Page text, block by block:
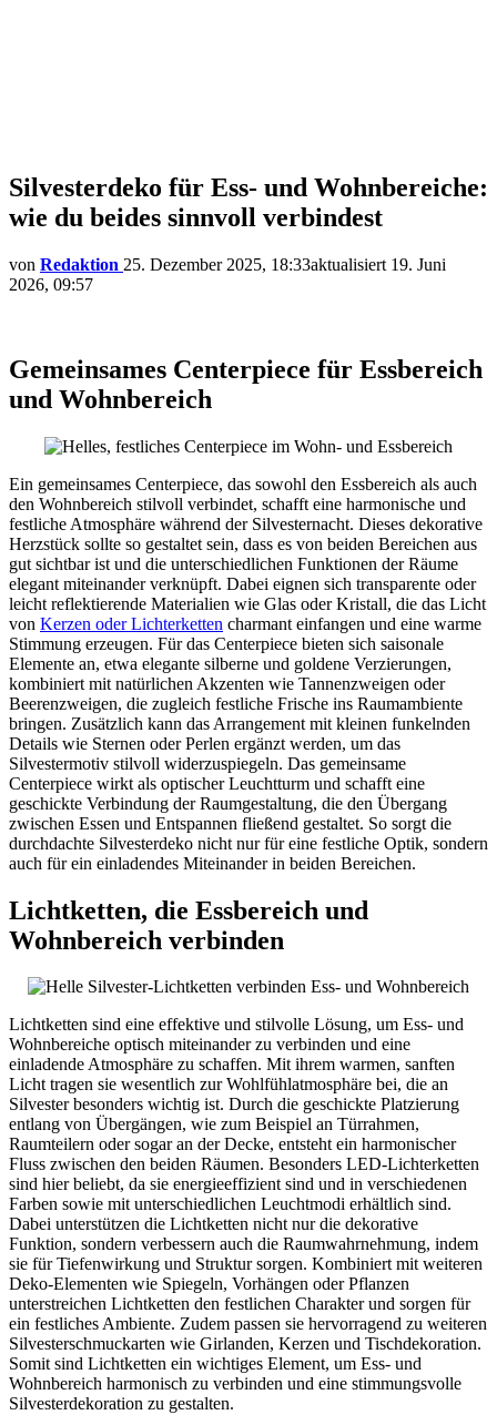
Silvesterdeko für Ess- und Wohnbereiche:
wie du beides sinnvoll verbindest
von Redaktion 25. Dezember 2025, 18:33aktualisiert 19. Juni
2026, 09:57
Gemeinsames Centerpiece für Essbereich
und Wohnbereich
Ein gemeinsames Centerpiece, das sowohl den Essbereich als auch
den Wohnbereich stilvoll verbindet, schafft eine harmonische und
festliche Atmosphäre während der Silvesternacht. Dieses dekorative
Herzstück sollte so gestaltet sein, dass es von beiden Bereichen aus
gut sichtbar ist und die unterschiedlichen Funktionen der Räume
elegant miteinander verknüpft. Dabei eignen sich transparente oder
leicht reflektierende Materialien wie Glas oder Kristall, die das Licht
von Kerzen oder Lichterketten charmant einfangen und eine warme
Stimmung erzeugen. Für das Centerpiece bieten sich saisonale
Elemente an, etwa elegante silberne und goldene Verzierungen,
kombiniert mit natürlichen Akzenten wie Tannenzweigen oder
Beerenzweigen, die zugleich festliche Frische ins Raumambiente
bringen. Zusätzlich kann das Arrangement mit kleinen funkelnden
Details wie Sternen oder Perlen ergänzt werden, um das
Silvestermotiv stilvoll widerzuspiegeln. Das gemeinsame
Centerpiece wirkt als optischer Leuchtturm und schafft eine
geschickte Verbindung der Raumgestaltung, die den Übergang
zwischen Essen und Entspannen fließend gestaltet. So sorgt die
durchdachte Silvesterdeko nicht nur für eine festliche Optik, sondern
auch für ein einladendes Miteinander in beiden Bereichen.
Lichtketten, die Essbereich und
Wohnbereich verbinden
Lichtketten sind eine effektive und stilvolle Lösung, um Ess- und
Wohnbereiche optisch miteinander zu verbinden und eine
einladende Atmosphäre zu schaffen. Mit ihrem warmen, sanften
Licht tragen sie wesentlich zur Wohlfühlatmosphäre bei, die an
Silvester besonders wichtig ist. Durch die geschickte Platzierung
entlang von Übergängen, wie zum Beispiel an Türrahmen,
Raumteilern oder sogar an der Decke, entsteht ein harmonischer
Fluss zwischen den beiden Räumen. Besonders LED-Lichterketten
sind hier beliebt, da sie energieeffizient sind und in verschiedenen
Farben sowie mit unterschiedlichen Leuchtmodi erhältlich sind.
Dabei unterstützen die Lichtketten nicht nur die dekorative
Funktion, sondern verbessern auch die Raumwahrnehmung, indem
sie für Tiefenwirkung und Struktur sorgen. Kombiniert mit weiteren
Deko-Elementen wie Spiegeln, Vorhängen oder Pflanzen
unterstreichen Lichtketten den festlichen Charakter und sorgen für
ein festliches Ambiente. Zudem passen sie hervorragend zu weiteren
Silvesterschmuckarten wie Girlanden, Kerzen und Tischdekoration.
Somit sind Lichtketten ein wichtiges Element, um Ess- und
Wohnbereich harmonisch zu verbinden und eine stimmungsvolle
Silvesterdekoration zu gestalten.